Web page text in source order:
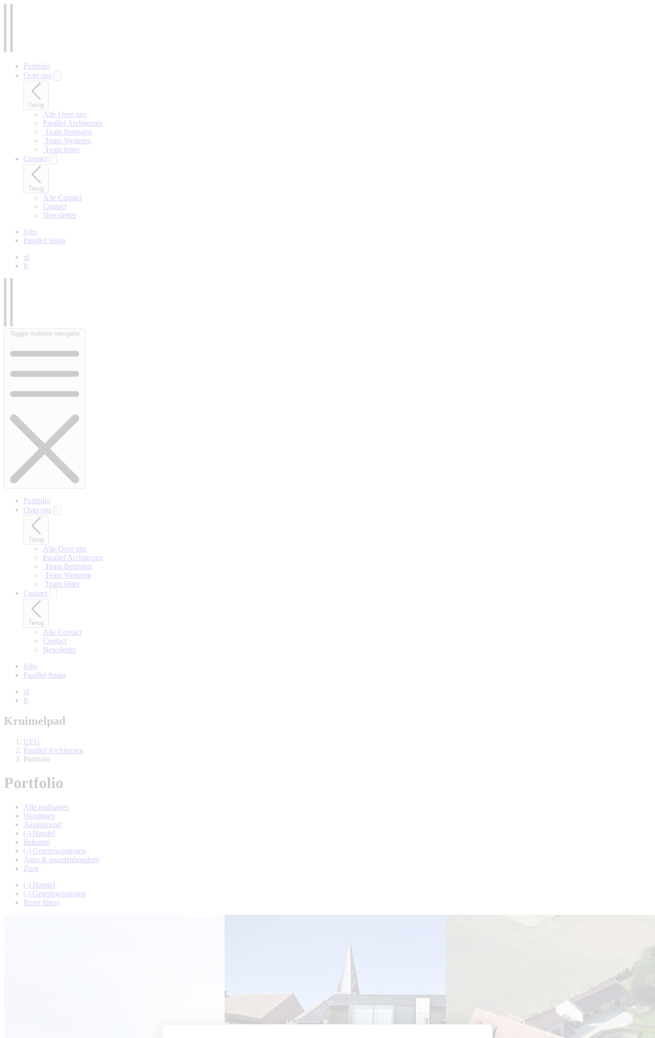
Portfolio
Over ons
Terug
Alle Over ons
Parallel Architecten
‎ Team Beringen
‎ Team Wetteren
‎ Team Ieper
Contact
Terug
Alle Contact
Contact
Newsletter
Jobs
Parallel Spain
nl
fr
Toggle mobiele navigatie
Portfolio
Over ons
Terug
Alle Over ons
Parallel Architecten
‎ Team Beringen
‎ Team Wetteren
‎ Team Ieper
Contact
Terug
Alle Contact
Contact
Newsletter
Jobs
Parallel Spain
nl
fr
Kruimelpad
UEG
Parallel Architecten
Portfolio
Portfolio
Alle realisaties
Woningen
Aankomend
(-) Handel
Industrie
(-) Groepswoningen
Agro & paardenhouderij
Zorg
(-) Handel
(-) Groepswoningen
Reset filters